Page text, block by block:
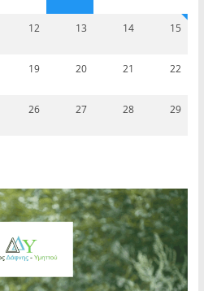
12 13 14 15
19 20 21 22
26 27 28 29